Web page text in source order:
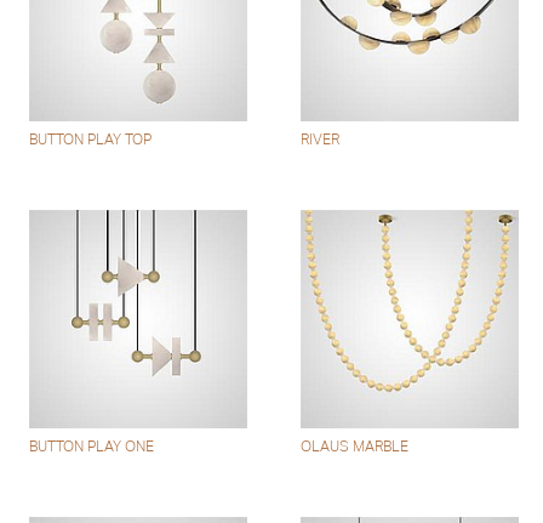
BUTTON PLAY TOP RIVER
BUTTON PLAY ONE OLAUS MARBLE